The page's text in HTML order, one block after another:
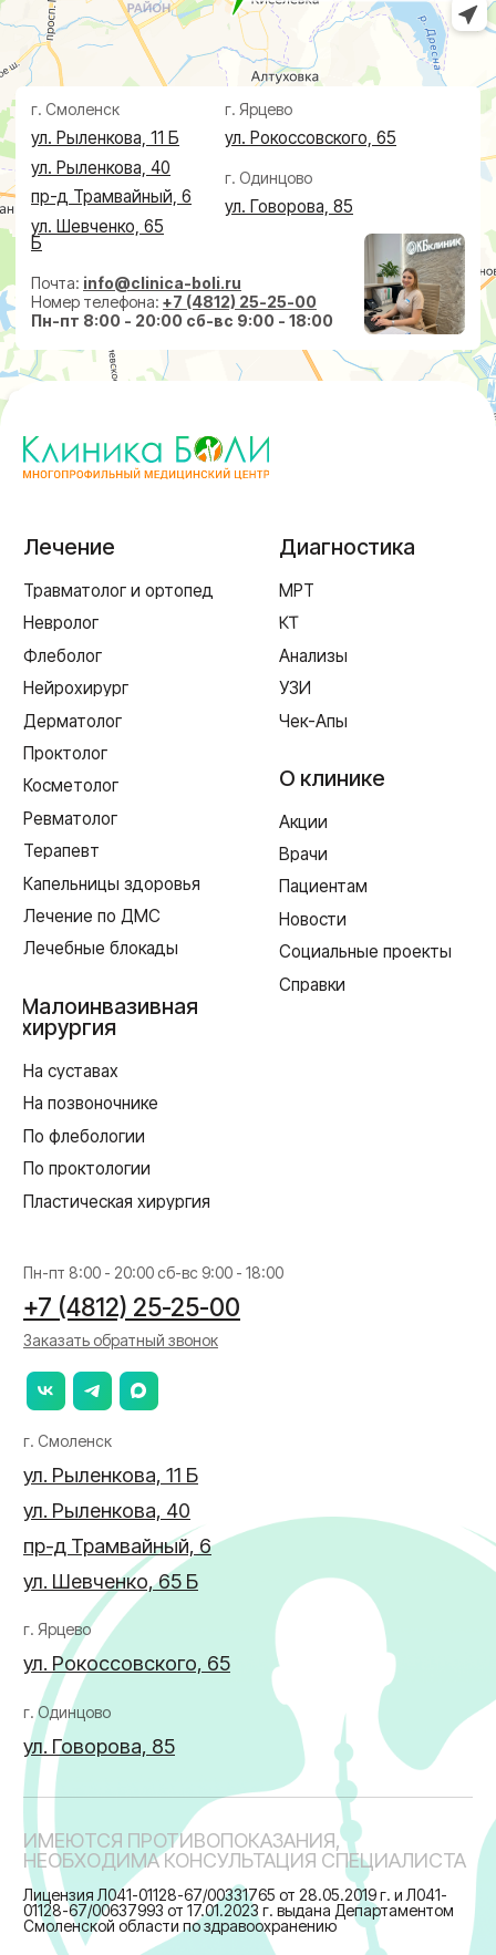
+7 (4812) 25-25-00
Заказать обратный звонок
г. Смоленск
ул. Рыленкова, 11 Б
г. Ярцево
ул. Рокоссовского, 65
г. Одинцово
ул. Шевченко, 65 Б
НЕОБХОДИМА КОНСУЛЬТАЦИЯ СПЕЦИАЛИСТА
Лицензия Л041-01128-67/00331765 от 28.05.2019 г. и Л041-
01128-67/00637993 от 17.01.2023 г. выдана Департаментом
Согласие на обработку персональных данных
Реквизиты
Ревматолог
Терапевт
Капельницы здоровья
Лечение по ДМС
Лечебные блокады
Малоинвазивная
хирургия
На суставах
По флебологии
Пластическая хирургия
Акции
Врачи
Новости
Пациентам
Социальные проекты